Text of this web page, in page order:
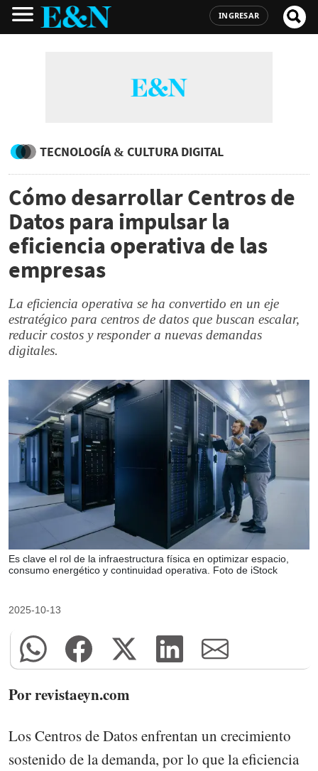
INGRESAR
TECNOLOGÍA & CULTURA DIGITAL
Cómo desarrollar Centros de
Datos para impulsar la
eficiencia operativa de las
empresas
La eficiencia operativa se ha convertido en un eje
estratégico para centros de datos que buscan escalar,
reducir costos y responder a nuevas demandas
digitales.
Es clave el rol de la infraestructura física en optimizar espacio,
consumo energético y continuidad operativa. Foto de iStock
2025-10-13
Por revistaeyn.com
Los Centros de Datos enfrentan un crecimiento
sostenido de la demanda, por lo que la eficiencia